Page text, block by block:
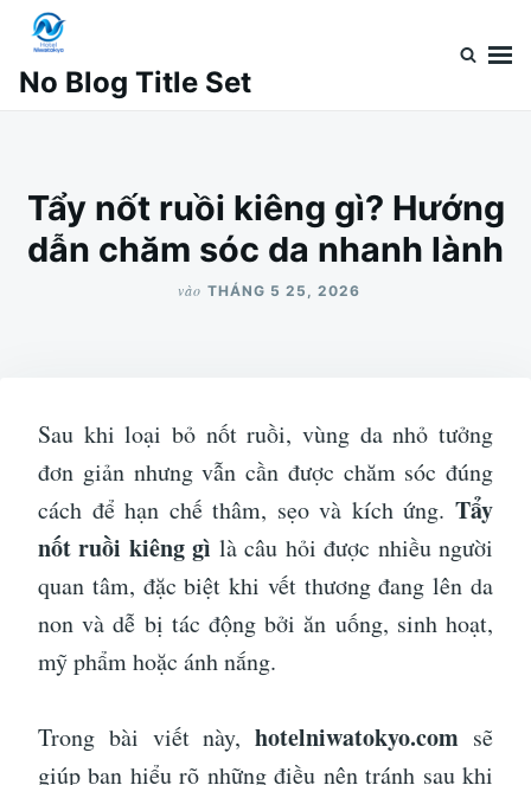
Nhảy
nội
Tìm
kiếm
cho:
No Blog Title Set
Tẩy nốt ruồi kiêng gì? Hướng
dẫn chăm sóc da nhanh lành
vào THÁNG 5 25, 2026
Sau khi loại bỏ nốt ruồi, vùng da nhỏ tưởng
đơn giản nhưng vẫn cần được chăm sóc đúng
cách để hạn chế thâm, sẹo và kích ứng. Tẩy
nốt ruồi kiêng gì là câu hỏi được nhiều người
quan tâm, đặc biệt khi vết thương đang lên da
non và dễ bị tác động bởi ăn uống, sinh hoạt,
mỹ phẩm hoặc ánh nắng.
Trong bài viết này,hotelniwatokyo.com sẽ
giúp bạn hiểu rõ những điều nên tránh sau khi